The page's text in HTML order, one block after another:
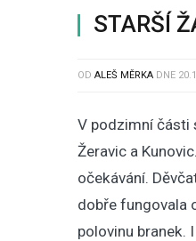
STARŠÍ
OD ALEŠ MĚRKA DNE
V podzimní části
Žeravic a
očekávání.
dobře fungovala
polovinu branek.